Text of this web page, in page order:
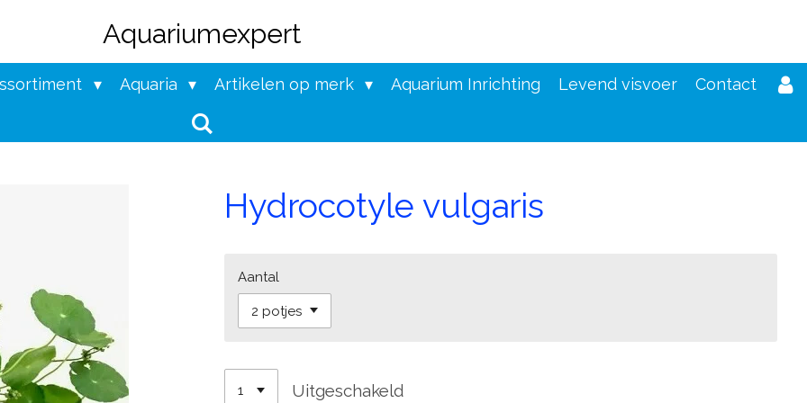
Aquariumexpert
Aquaria Artikelen op merk Aquarium Inrichting Levend visvoer Contact
Hydrocotyle vulgaris
Aantal
Uitgeschakeld